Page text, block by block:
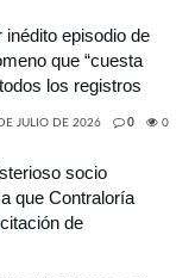
inédito episodio de
que “cuesta
los registros
JULIO DE 2026 0 0
socio
que Contraloría
de